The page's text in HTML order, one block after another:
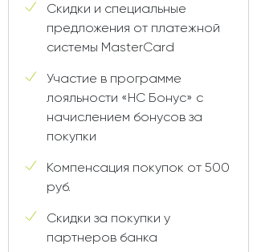
Скидки и специальные
предложения от платежной
системы MasterCard
Участие в программе
лояльности «НС Бонус» с
начислением бонусов за
покупки
Компенсация покупок от 500
руб.
Скидки за покупки у
партнеров банка